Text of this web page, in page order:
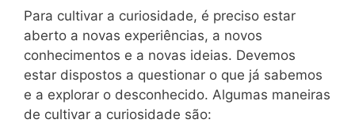
Para cultivar a curiosidade, é preciso estar
aberto a novas experiências, a novos
conhecimentos e a novas ideias. Devemos
estar dispostos a questionar o que já sabemos
e a explorar o desconhecido. Algumas maneiras
de cultivar a curiosidade são: